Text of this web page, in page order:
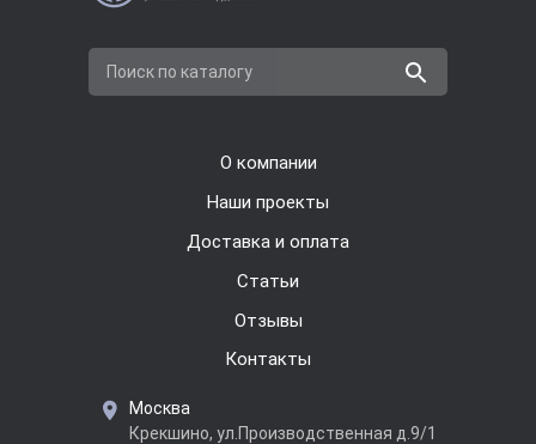
Поиск по каталогу
О компании
Наши проекты
Доставка и оплата
Cтатьи
Отзывы
Контакты
Москва
Крекшино, ул.Производственная д.9/1